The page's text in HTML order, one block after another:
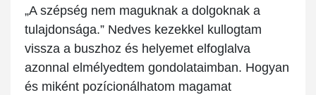
„A szépség nem maguknak a dolgoknak a
tulajdonsága.” Nedves kezekkel kullogtam
vissza a buszhoz és helyemet elfoglalva
azonnal elmélyedtem gondolataimban. Hogyan
és miként pozícionálhatom magamat